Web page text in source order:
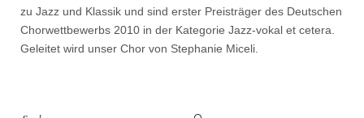
zu Jazz und Klassik und sind erster Preisträger des Deutschen
Chorwettbewerbs 2010 in der Kategorie Jazz-vokal et cetera.
Geleitet wird unser Chor von Stephanie Miceli.